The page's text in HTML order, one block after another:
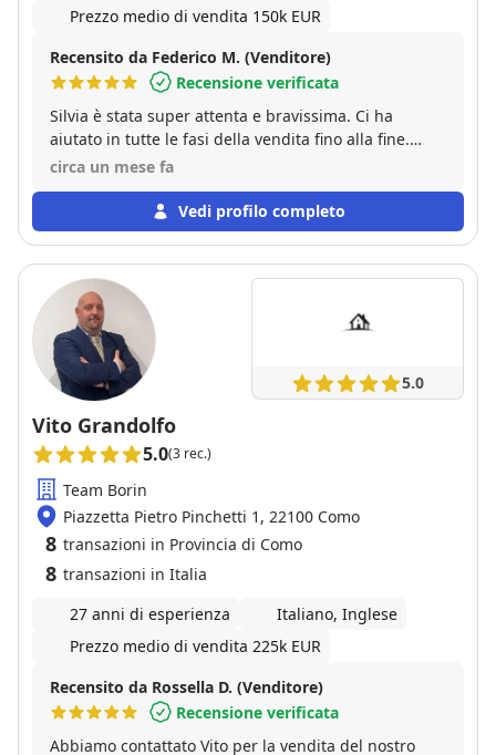
Prezzo medio di vendita 150k EUR
Recensito da Federico M. (Venditore)
Recensione verificata
Silvia è stata super attenta e bravissima. Ci ha
aiutato in tutte le fasi della vendita fino alla fine.
Super consigliata!!!
circa un mese fa
Vedi profilo completo
5.0
Vito Grandolfo
5.0(3 rec.)
Team Borin
Piazzetta Pietro Pinchetti 1, 22100 Como
8 transazioni in Provincia di Como
8 transazioni in Italia
27 anni di esperienza
Italiano, Inglese
Prezzo medio di vendita 225k EUR
Recensito da Rossella D. (Venditore)
Recensione verificata
Abbiamo contattato Vito per la vendita del nostro